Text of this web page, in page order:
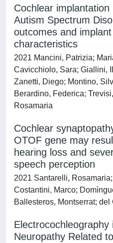
Cochlear implantation
Autism Spectrum
outcomes and
characteristics
2021 Mancini, Patrizia;
Cavicchiolo, Sara; Giallini,
Zanetti, Diego; Montino,
Berardino, Federica;
Rosamaria
Cochlear
OTOF gene may
hearing loss and
speech perception
2021 Santarelli,
Costantini, Marco;
Ballesteros, Montserrat;
Electrocochleography
Neuropathy Related